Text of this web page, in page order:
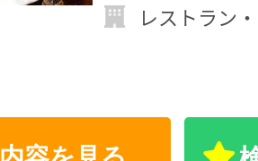
レストラン